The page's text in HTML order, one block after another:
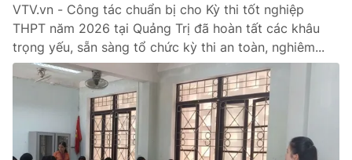
VTV.vn - Công tác chuẩn bị cho Kỳ thi tốt nghiệp
THPT năm 2026 tại Quảng Trị đã hoàn tất các khâu
trọng yếu, sẵn sàng tổ chức kỳ thi an toàn, nghiêm...